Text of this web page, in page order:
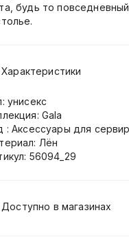
будь то
Характеристики
унисекс
Gala
: Аксессуары для
Лён
56094_29
Доступно в магазинах